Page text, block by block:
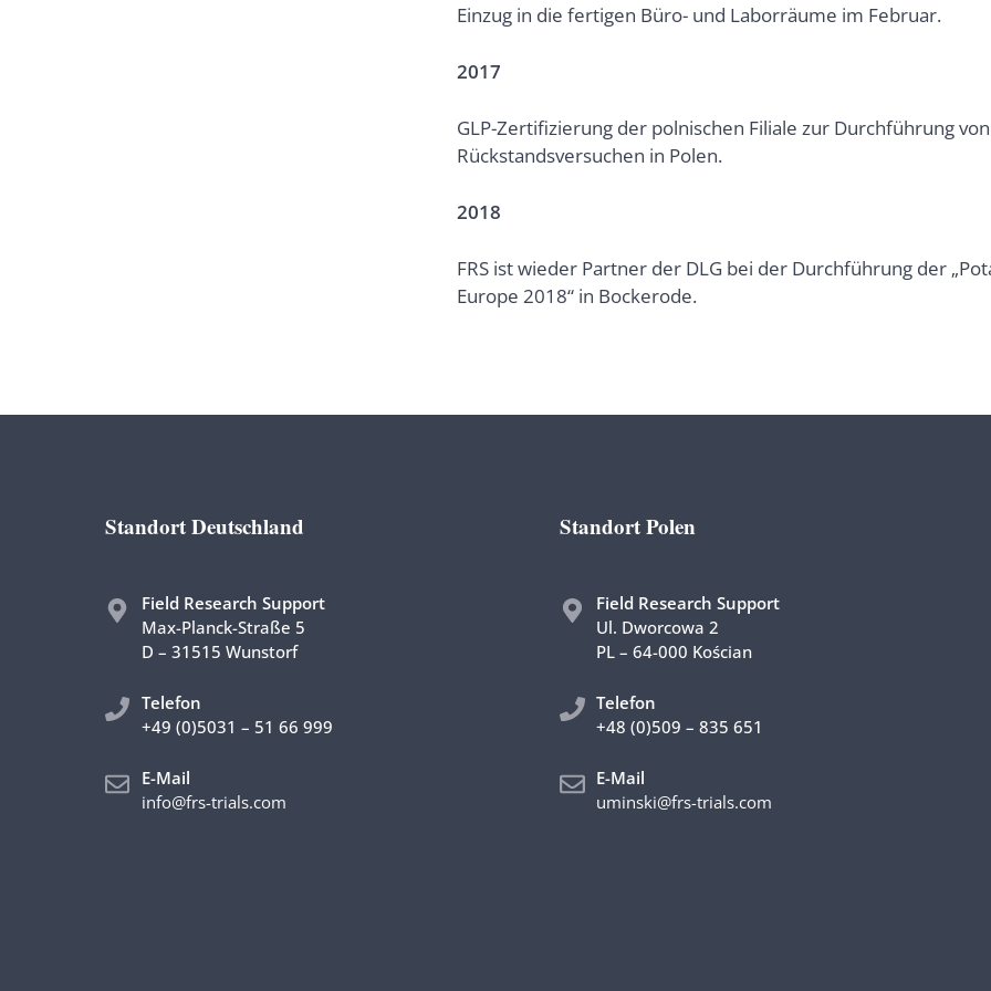
Einzug in die fertigen Büro- und Laborräume im Februar.
2017
GLP-Zertifizierung der polnischen Filiale zur Durchführung von
Rückstandsversuchen in Polen.
2018
FRS ist wieder Partner der DLG bei der Durchführung der
Europe 2018“ in Bockerode.
Standort Deutschland
Field Research Support
Max-Planck-Straße 5
D – 31515 Wunstorf
Telefon
+49 (0)5031 – 51 66 999
E-Mail
info@frs-trials.com
Standort Polen
Field Research Support
Ul. Dworcowa 2
PL – 64-000 Kościan
Telefon
+48 (0)509 – 835 651
E-Mail
uminski@frs-trials.com